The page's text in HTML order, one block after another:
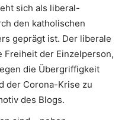
sich als liberal-
den katholischen
geprägt ist. Der liberale
Freiheit der Einzelperson,
die Übergriffigkeit
der Corona-Krise zu
des Blogs.